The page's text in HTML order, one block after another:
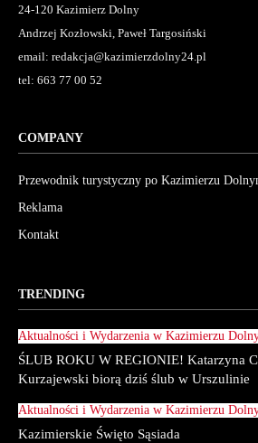
24-120 Kazimierz Dolny
Andrzej Kozłowski, Paweł Targosiński
email: redakcja@kazimierzdolny24.pl
tel: 663 77 00 52
COMPANY
Przewodnik turystyczny po Kazimierzu
Reklama
Kontakt
TRENDING
Aktualności i Wydarzenia w Kazimierzu
ŚLUB ROKU W REGIONIE! Katarzyna
Kurzajewski biorą dziś ślub w Urszulinie
Aktualności i Wydarzenia w Kazimierzu
Kazimierskie Święto Sąsiada